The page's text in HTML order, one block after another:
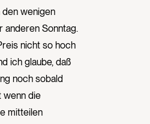
den wenigen
anderen Sonntag.
nicht so hoch
ich glaube, daß
noch sobald
wenn die
mitteilen